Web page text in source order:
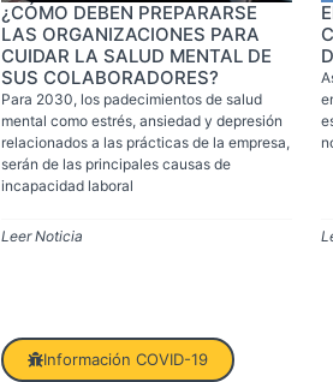
¿CÓMO DEBEN PREPARARSE
LAS ORGANIZACIONES PARA
CUIDAR LA SALUD MENTAL DE
SUS COLABORADORES?
Para 2030, los padecimientos de salud
mental como estrés, ansiedad y depresión
relacionados a las prácticas de la empresa,
serán de las principales causas de
incapacidad laboral
Leer Noticia
Información COVID-19